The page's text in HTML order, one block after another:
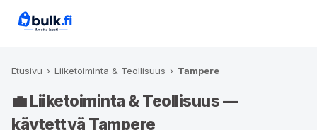
Etusivu › Liiketoiminta & Teollisuus › Tampere
💼 Liiketoiminta & Teollisuus —
käytettyä Tampere